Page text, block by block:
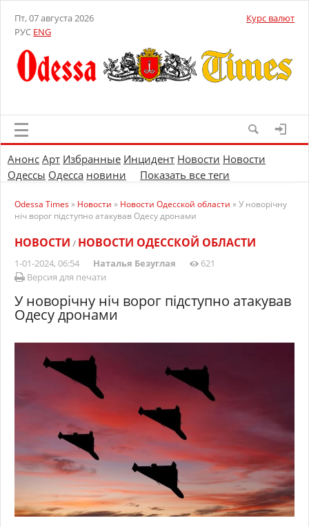
Пт, 07 августа 2026
РУС ENG
Курс валют
Анонс Арт Избранные Инцидент Новости Новости
Одессы Одесса новини Показать все теги
Odessa Times» Новости » Новости Одесской области » У новорічну
ніч ворог підступно атакував Одесу дронами
НОВОСТИ / НОВОСТИ ОДЕССКОЙ ОБЛАСТИ
1-01-2024, 06:54 Наталья Безуглая
621
Версия для печати
У новорічну ніч ворог підступно атакував
Одесу дронами